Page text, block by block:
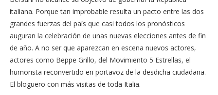
italiana. Porque tan improbable resulta un pacto entre las dos
grandes fuerzas del país que casi todos los pronósticos
auguran la celebración de unas nuevas elecciones antes de fin
de año. A no ser que aparezcan en escena nuevos actores,
actores como Beppe Grillo, del Movimiento 5 Estrellas, el
humorista reconvertido en portavoz de la desdicha ciudadana.
El bloguero con más visitas de toda Italia.